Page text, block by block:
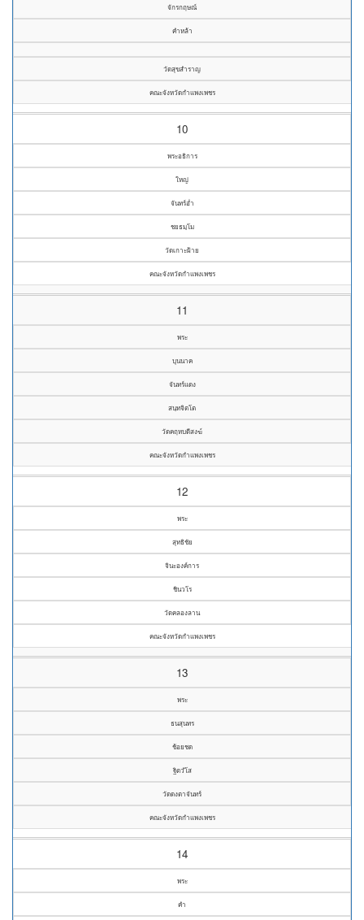
จักรกฤษณ์
คำหล้า
วัดสุขสำราญ
คณะจังหวัดกำแพงเพชร
10
พระอธิการ
ใหญ่
จันทร์อ่ำ
ชยธมฺโม
วัดเกาะฝ้าย
คณะจังหวัดกำแพงเพชร
11
พระ
บุนนาค
จันทร์แดง
สนฺทจิตโต
วัดคฤหบดีสงฆ์
คณะจังหวัดกำแพงเพชร
12
พระ
สุทธิชัย
จินะองค์การ
ชินวโร
วัดคลองลาน
คณะจังหวัดกำแพงเพชร
13
พระ
ธนสุนทร
ช้อยชด
ฐิตวํโส
วัดดงตาจันทร์
คณะจังหวัดกำแพงเพชร
14
พระ
คำ